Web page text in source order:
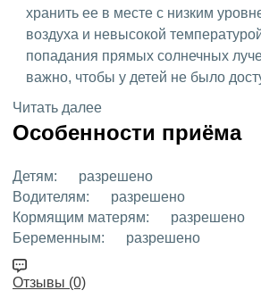
хранить ее в месте с низким
воздуха и невысокой
попадания прямых солнечных
важно, чтобы у детей не было
Читать далее
Особенности приёма
Детям:
разрешено
Водителям:
разрешено
Кормящим матерям:
разрешено
Беременным:
разрешено
Отзывы (0)